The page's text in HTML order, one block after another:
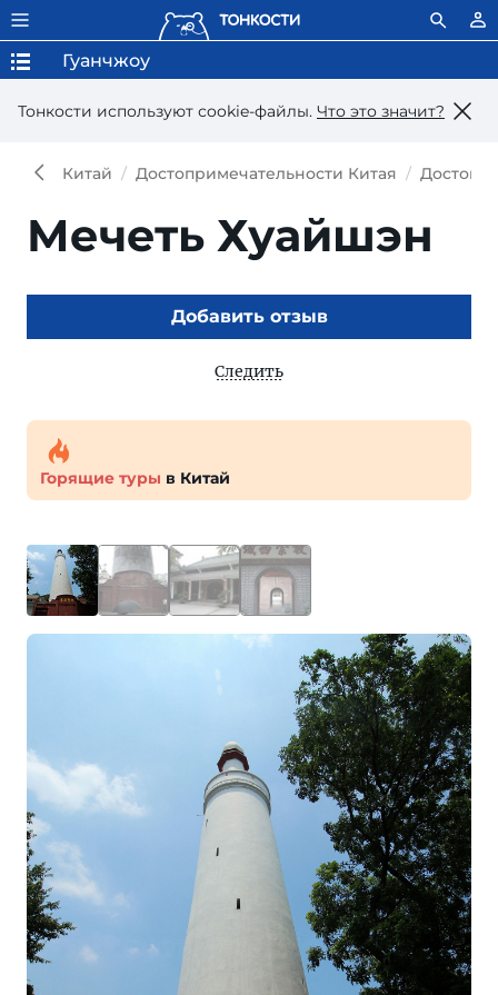
Тонкости используют сookie-файлы. Что это значит?
Гуанчжоу
Китай Достопримечательности Китая
Мечеть Хуайшэн
Добавить отзыв
Следить
Горящие туры в Китай